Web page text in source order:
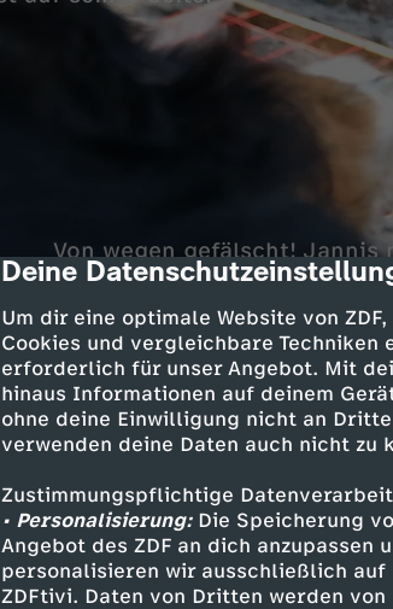
cmp-dialog-description
Deine
Um dir eine optimale Website von
Cookies und vergleichbare Techniken
erforderlich für unser Angebot. Mit
hinaus Informationen auf deinem
ohne deine Einwilligung nicht an
verwenden deine Daten auch nicht zu
Zustimmungspflichtige
• Personalisierung:Die Speicherung
Angebot des ZDF an dich
personalisieren wir ausschließlich auf
ZDFtivi. Daten von Dritten werden
Von wegen gefälscht! Jannis
gewesen sein, da ist sich
Tatsächlich stößt Fritz dabei
Bärstadt völlig auf den Kopf
Bildung Magazin
Löwenzahn mit Fritz